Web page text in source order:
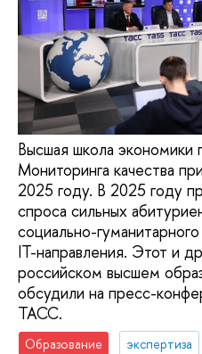
Высшая школа экономики
Мониторинга качества
2025 году. В 2025 году
спроса сильных
социально-
IT-направления. Этот и
российском высшем
обсудили на пресс-
ТАСС.
Образование
экспертиза